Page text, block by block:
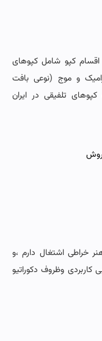
کپو شامل کپوهای
و موج (نوعی بافت
تلفیقی در ایران
خراطی اشتغال دارم ،و
وظروف دکوراتیو